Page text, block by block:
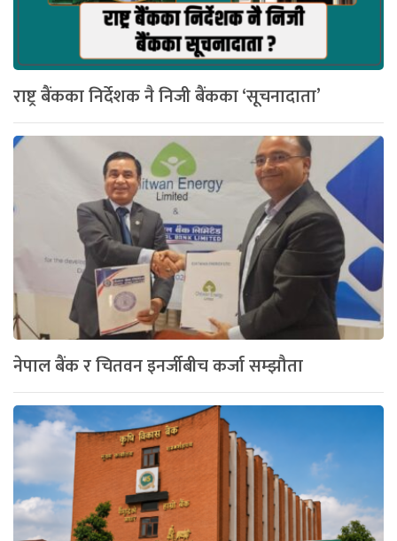
राष्ट्र बैंकका निर्देशक नै निजी बैंकका ‘सूचनादाता’
नेपाल बैंक र चितवन इनर्जीबीच कर्जा सम्झौता